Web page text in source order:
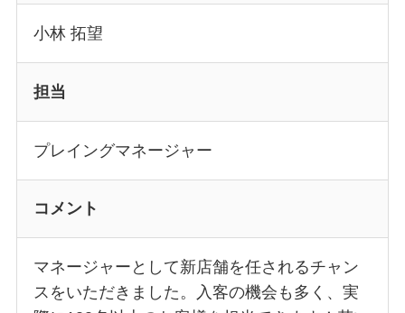
小林 拓望
担当
プレイングマネージャー
コメント
マネージャーとして新店舗を任されるチャン
スをいただきました。入客の機会も多く、実